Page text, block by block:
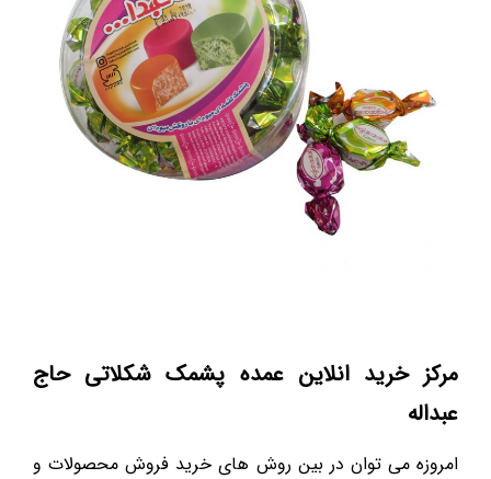
مرکز خرید انلاین عمده پشمک شکلاتی حاج
عبداله
امروزه می توان در بین روش های خرید فروش محصولات و